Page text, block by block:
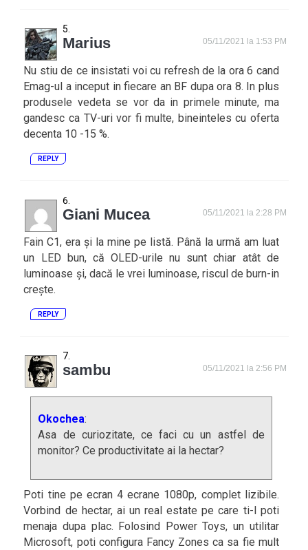
Marius 05/11/2021 la 1:53 PM
Nu stiu de ce insistati voi cu refresh de la ora 6 cand
Emag-ul a inceput in fiecare an BF dupa ora 8. In plus
produsele vedeta se vor da in primele minute, ma
gandesc ca TV-uri vor fi multe, bineinteles cu oferta
decenta 10 -15 %.
REPLY
Giani Mucea 05/11/2021 la 2:28 PM
Fain C1, era și la mine pe listă. Până la urmă am luat
un LED bun, că OLED-urile nu sunt chiar atât de
luminoase și, dacă le vrei luminoase, riscul de burn-in
crește.
REPLY
sambu 05/11/2021 la 2:56 PM
Okochea:
Asa de curiozitate, ce faci cu un astfel de
monitor? Ce productivitate ai la hectar?
Poti tine pe ecran 4 ecrane 1080p, complet lizibile.
Vorbind de hectar, ai un real estate pe care ti-l poti
menaja dupa plac. Folosind Power Toys, un utilitar
Microsoft, poti configura Fancy Zones ca sa fie mult